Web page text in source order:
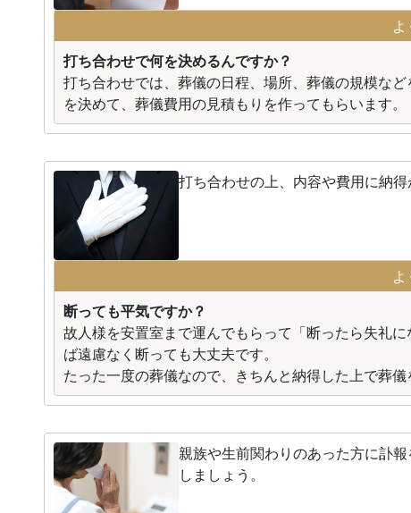
打ち合わせで何を決めるんですか？
打ち合わせでは、葬儀の日程、場所、葬儀の規模な
を決めて、葬儀費用の見積もりを作ってもらいます。
打ち合わせの上、内容や費用に納
断っても平気ですか？
故人様を安置室まで運んでもらって「断ったら失礼
ば遠慮なく断っても大丈夫です。
たった一度の葬儀なので、きちんと納得した上で葬儀
親族や生前関わりのあった方に訃
しましょう。